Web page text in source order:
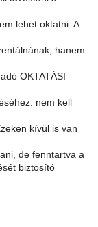
lehet oktatni. A
hanem
OKTATÁSI
nem kell
kívül is van
de fenntartva a
biztosító